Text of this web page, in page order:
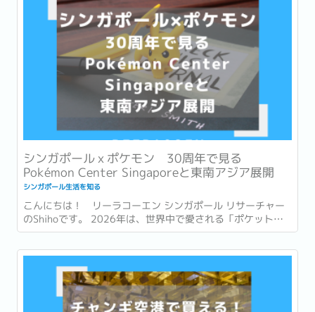
シンガポールｘポケモン 30周年で見る
Pokémon Center Singaporeと東南アジア展開
シンガポール生活を知る
こんにちは！ リーラコーエン シンガポール リサーチャー
のShihoです。 2026年は、世界中で愛される「ポケットモ
ンスター (ポケモン)」が誕生して30周年という節目の年で
す。 ゲームやアニメ、カードゲームなど、幅広い世代に親し
まれ、日本を代表するコンテンツの一つとなったポケモ